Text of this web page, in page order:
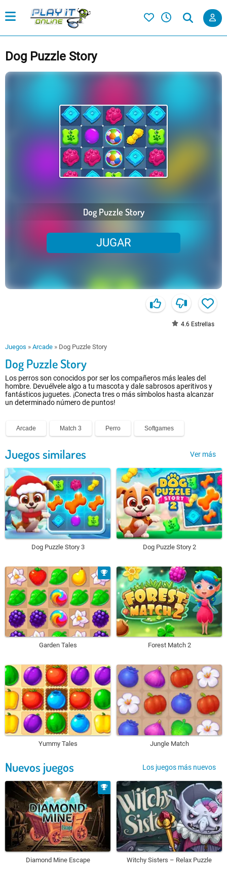
Dog Puzzle Story
Dog Puzzle Story
JUGAR
4.6 Estrellas
Juegos » Arcade » Dog Puzzle Story
Dog Puzzle Story
Los perros son conocidos por ser los compañeros más leales del
hombre. Devuélvele algo a tu mascota y dale sabrosos aperitivos y
fantásticos juguetes. ¡Conecta tres o más símbolos hasta alcanzar
un determinado número de puntos!
Arcade Match 3 Perro Softgames
Juegos similares Ver más
Dog Puzzle Story 3 Dog Puzzle Story 2
Garden Tales Forest Match 2
Yummy Tales Jungle Match
Nuevos juegos Los juegos más nuevos
Diamond Mine Escape Witchy Sisters – Relax Puzzle